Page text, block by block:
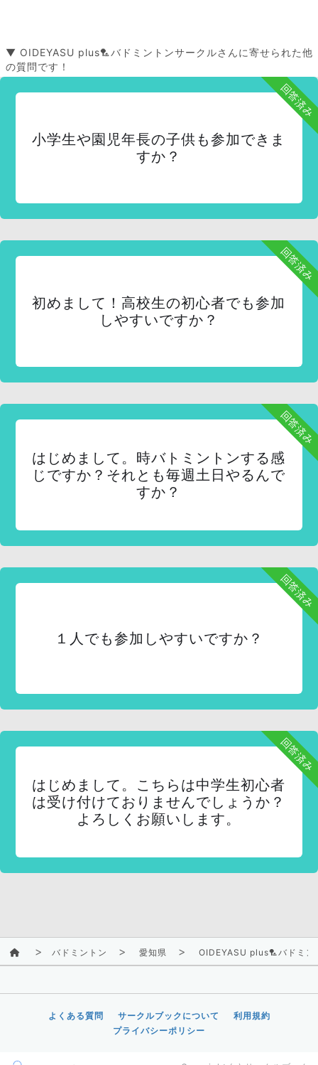
▼ OIDEYASU plus🏸バドミントンサークルさんに寄せられた他
の質問です！
回答済み
小学生や園児年長の子供も参加できま
すか？
回答済み
初めまして！高校生の初心者でも参加
しやすいですか？
回答済み
はじめまして。時バトミントンする感
じですか？それとも毎週土日やるんで
すか？
回答済み
１人でも参加しやすいですか？
回答済み
はじめまして。こちらは中学生初心者
は受け付けておりませんでしょうか？
よろしくお願いします。
バドミントン 愛知県 OIDEYASU plus🏸バドミン
よくある質問 サークルブックについて
利用規約
プライバシーポリシー